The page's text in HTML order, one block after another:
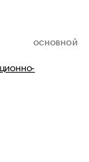
ОСНОВНОЙ